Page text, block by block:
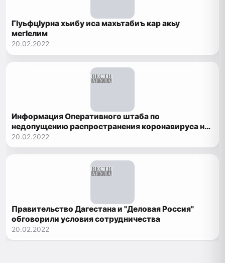
ГIуьфцIурна хьибу иса махьтабиъ кар акьу
мегIелим
20.02.2022
Информация Оперативного штаба по
недопущению распространения коронавируса на
территории Республики Дагестан
20.02.2022
Правительство Дагестана и "Деловая Россия"
обговорили условия сотрудничества
20.02.2022